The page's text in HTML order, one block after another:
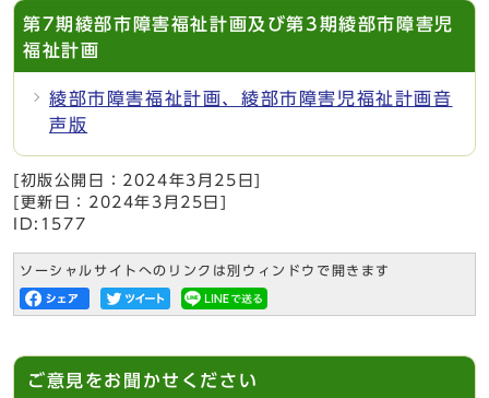
第7期綾部市障害福祉計画及び第3期綾部市障害児
福祉計画
綾部市障害福祉計画、綾部市障害児福祉計画音
声版
[初版公開日： 2024年3月25日
[更新日： 2024年3月25日
ID:1577
ソーシャルサイトへのリンクは別ウィンドウで開きます
ご意見をお聞かせください